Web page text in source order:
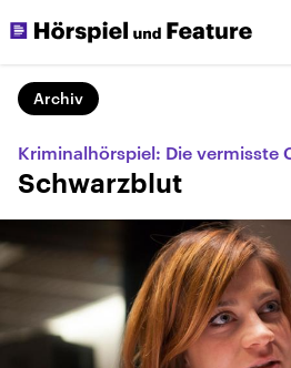
Archiv
Kriminalhörspiel: Die vermisste
Schwarzblut